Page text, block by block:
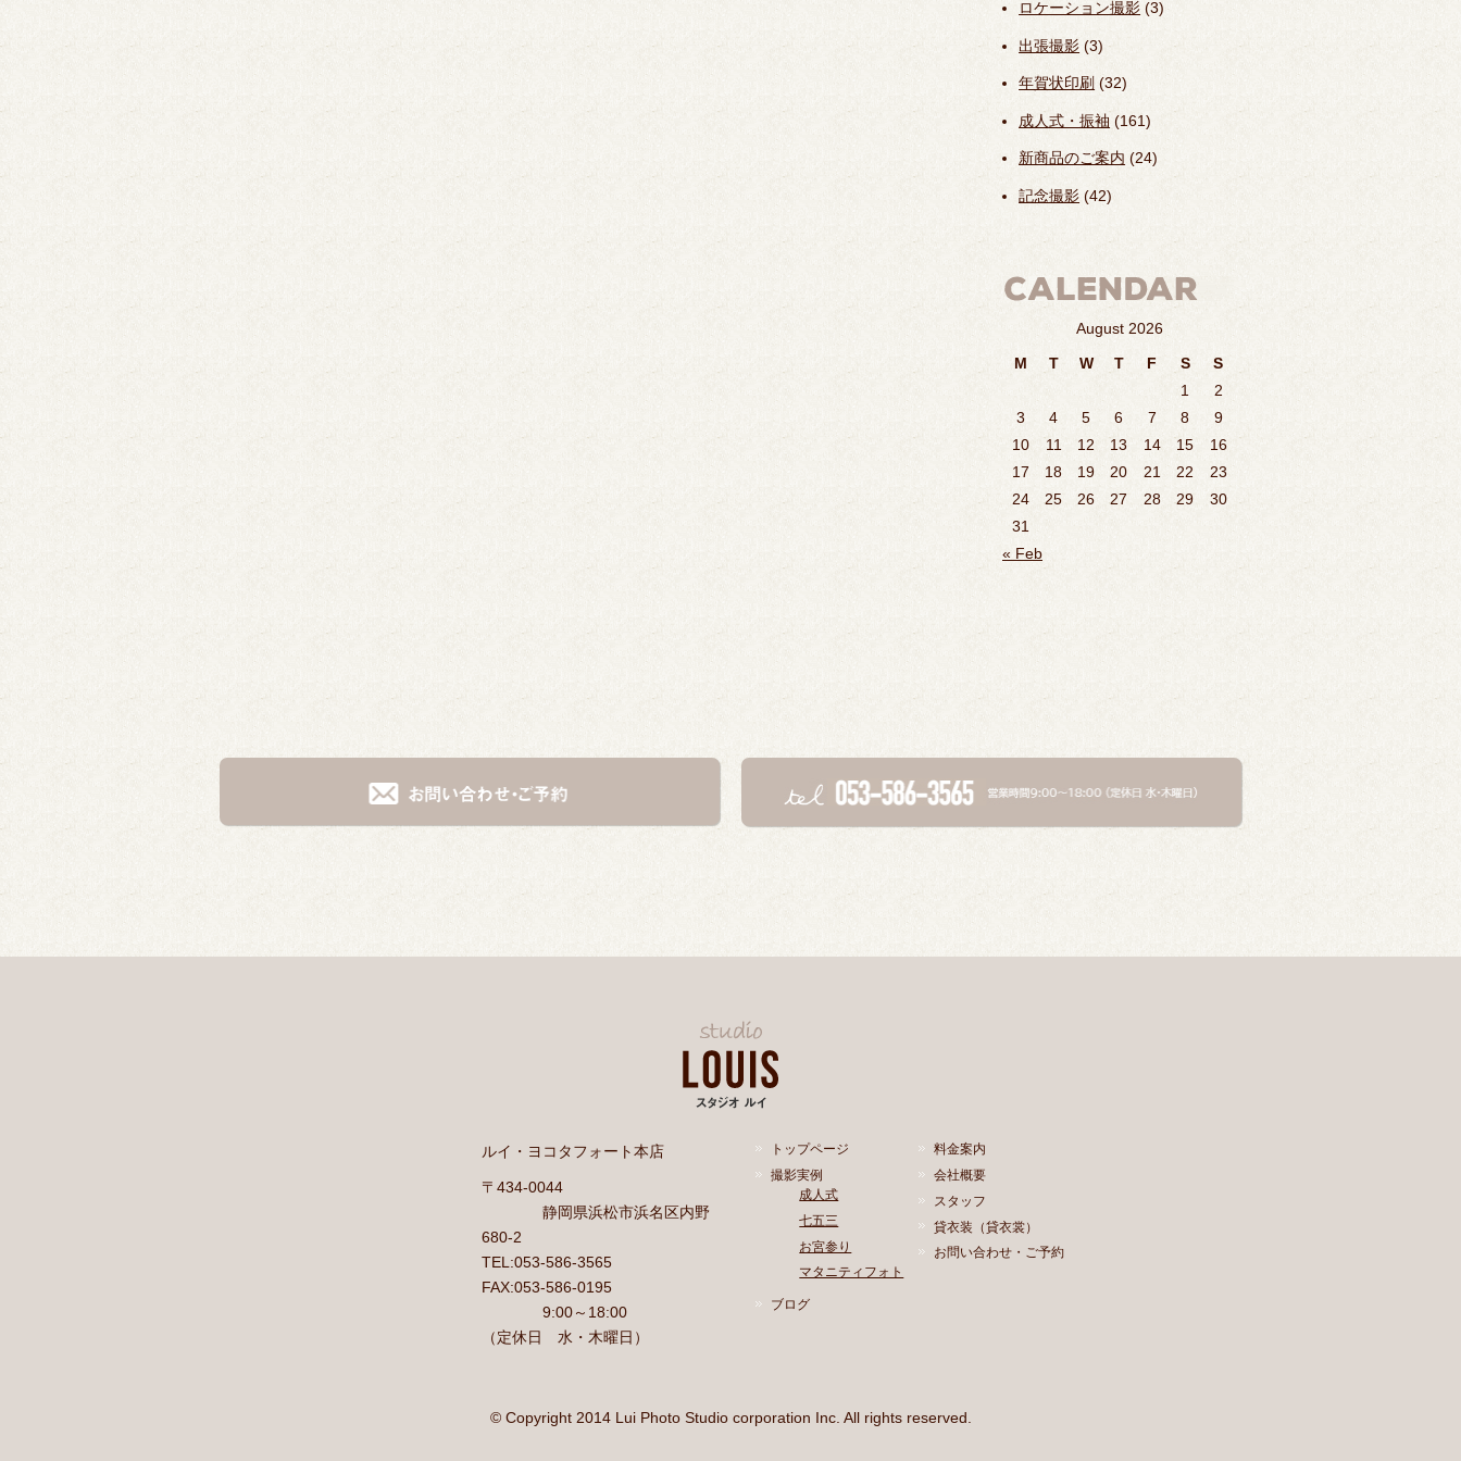
ロケーション撮影 (3)
出張撮影 (3)
年賀状印刷 (32)
成人式・振袖 (161)
新商品のご案内 (24)
記念撮影 (42)
August 2026
M
T W T F S
S
1
2
3
4 5 6 7 8
9
10
11 12 13 14 15
16
17
18 19 20 21 22
23
24
25 26 27 28 29
30
31
« Feb
トップページ
撮影実例
成人式
七五三
お宮参り
マタニティフォト
ブログ
料金案内
会社概要
スタッフ
貸衣装（貸衣裳）
お問い合わせ・ご予約
ルイ・ヨコタフォート本店
〒434-0044
静岡県浜松市浜名区内野
680-2
TEL:053-586-3565
FAX:053-586-0195
9:00～18:00
（定休日 水・木曜日）
© Copyright 2014 Lui Photo Studio corporation Inc. All rights reserved.